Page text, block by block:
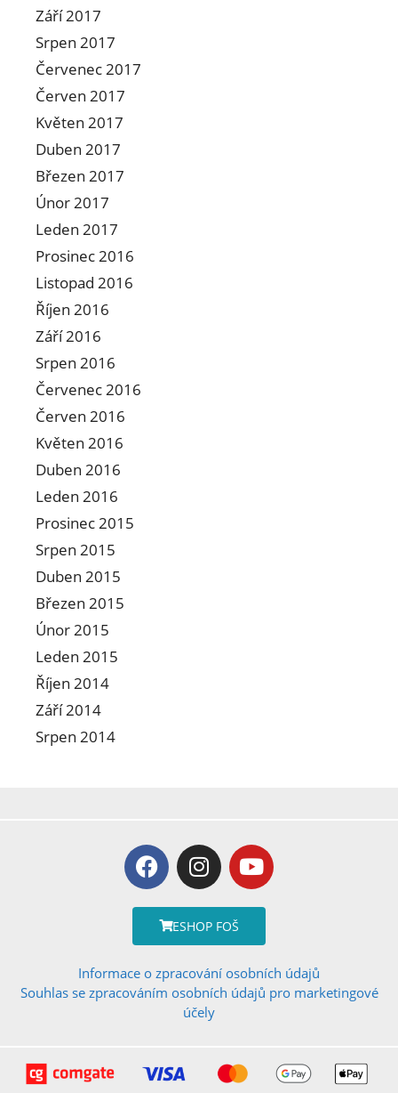
Září 2017
Srpen 2017
Červenec 2017
Červen 2017
Květen 2017
Duben 2017
Březen 2017
Únor 2017
Leden 2017
Prosinec 2016
Listopad 2016
Říjen 2016
Září 2016
Srpen 2016
Červenec 2016
Červen 2016
Květen 2016
Duben 2016
Leden 2016
Prosinec 2015
Srpen 2015
Duben 2015
Březen 2015
Únor 2015
Leden 2015
Říjen 2014
Září 2014
Srpen 2014
ESHOP FOŠ
Informace o zpracování osobních údajů
Souhlas se zpracováním osobních údajů pro marketingové
účely